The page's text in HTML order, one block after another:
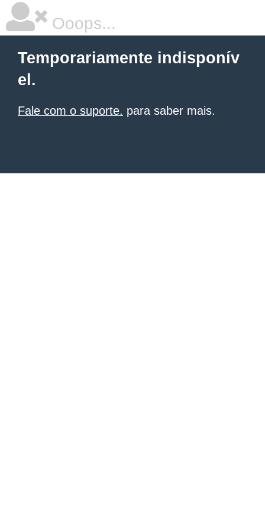
Ooops...
Temporariamente indisponív
el.
Fale com o suporte. para saber mais.